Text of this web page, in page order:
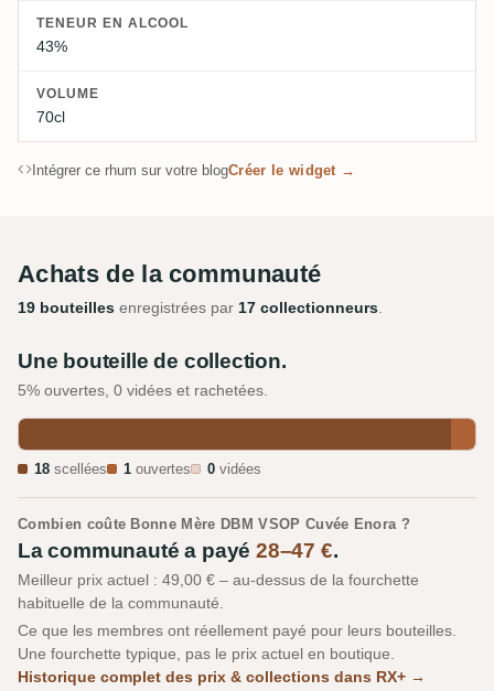
TENEUR EN ALCOOL
43%
VOLUME
70cl
Intégrer ce rhum sur votre blogCréer le widget →
Achats de la communauté
19 bouteilles enregistrées par 17 collectionneurs.
Une bouteille de collection.
5% ouvertes, 0 vidées et rachetées.
18 scellées 1 ouvertes 0 vidées
Combien coûte Bonne Mère DBM VSOP Cuvée Enora ?
La communauté a payé28–47 €.
Meilleur prix actuel : 49,00 € – au-dessus de la fourchette
habituelle de la communauté.
Ce que les membres ont réellement payé pour leurs bouteilles.
Une fourchette typique, pas le prix actuel en boutique.
Historique complet des prix & collections dans RX+ →